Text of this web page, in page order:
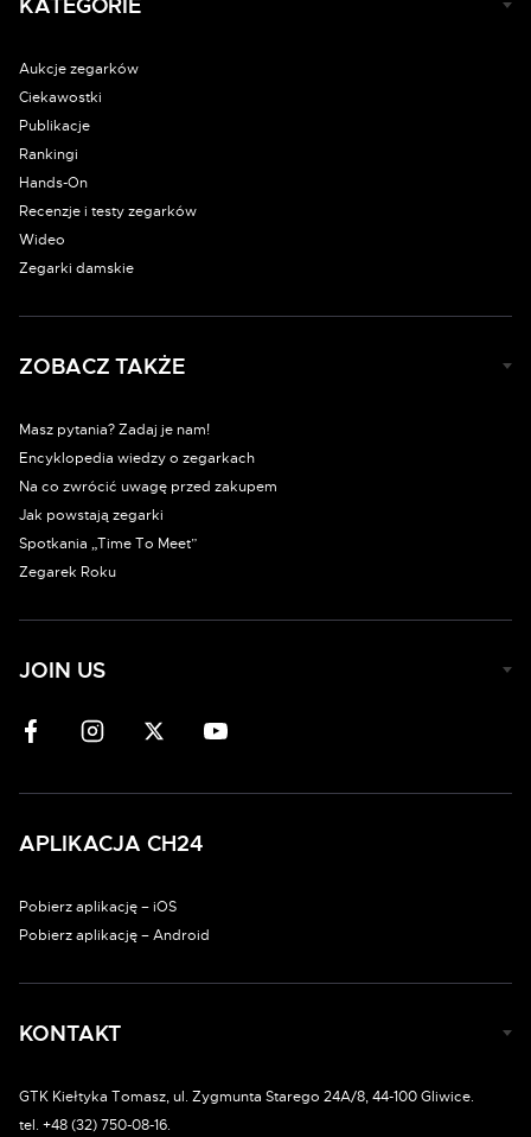
KATEGORIE
Aukcje zegarków
Ciekawostki
Publikacje
Rankingi
Hands-On
Recenzje i testy zegarków
Wideo
Zegarki damskie
ZOBACZ TAKŻE
Masz pytania? Zadaj je nam!
Encyklopedia wiedzy o zegarkach
Na co zwrócić uwagę przed zakupem
Jak powstają zegarki
Spotkania „Time To Meet”
Zegarek Roku
JOIN US
APLIKACJA CH24
Pobierz aplikację – iOS
Pobierz aplikację – Android
KONTAKT
GTK Kiełtyka Tomasz, ul. Zygmunta Starego 24A/8, 44-100 Gliwice.
tel. +48 (32) 750-08-16.